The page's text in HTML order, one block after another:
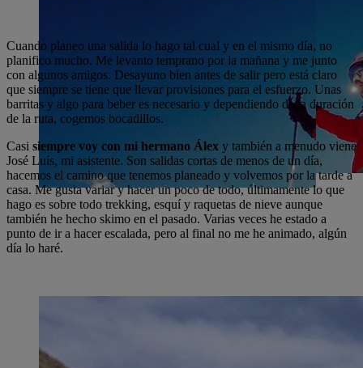
Cuando planeo una salida lo hago tal cual y en el mismo día, no
planifico mucho. Me levanto temprano por la mañana y me junto
con algunos amigos. Desayuno bien antes de salir pero está claro
que siempre se tiene que llevar provisiones para el esfuerzo. Unas
barritas y algo para beber es necesario y dependiendo de la duración
de la ruta, cogemos bocadillos.
Casi siempre voy con mi hermano Álex y también a menudo viene
José Luís, mi asistente. Son salidas cortas de menos de un día,
hacemos el camino que tenemos planeado y volvemos por la tarde a
casa. Me gusta variar y hacer un poco de todo, últimamente lo que
hago es sobre todo trekking, esquí y raquetas de nieve aunque
también he hecho skimo en el pasado. Varias veces he estado a
punto de ir a hacer escalada, pero al final no me he animado, algún
día lo haré.